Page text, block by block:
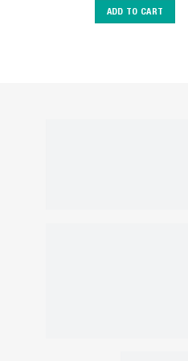
ADD TO CART